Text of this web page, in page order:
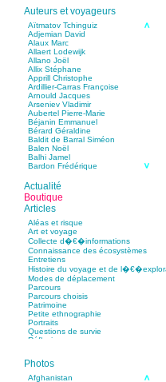
Auteurs et voyageurs
Aïtmatov Tchinguiz
Adjemian David
Alaux Marc
Allaert Lodewijk
Allano Joël
Allix Stéphane
Apprill Christophe
Ardillier-Carras Françoise
Arnould Jacques
Arseniev Vladimir
Aubertel Pierre-Marie
Béjanin Emmanuel
Bérard Géraldine
Baldit de Barral Siméon
Balen Noël
Balhi Jamel
Bardon Frédérique
Bastide Fabien
Baudin Julie
Baujard Jacques
Bazin Sylvain
Bellanger Marc
Bellec Hervé
Belleville Régis
Benestar Géraldine
Benoist Yann
Bertrand Jordane
Bertrandy Antoine
Bezsonov Youri
Bideau Michel-Cosme
Billard Yannick
Blanchet Anne-Lise
Bluntzer Christophe
Bobin Mathieu
Boch Anne-Laure
Boch Julie
Boillot Henri
Bonnem Éric
Boudart Jean-Louis
Actualité
Boutique
Articles
Aléas et risque
Art et voyage
Collecte d�€�informations
Connaissance des écosystèmes
Entretiens
Histoire du voyage et de
Modes de déplacement
Parcours
Parcours choisis
Patrimoine
Petite ethnographie
Portraits
Questions de survie
Réflexions
Photos
Afghanistan